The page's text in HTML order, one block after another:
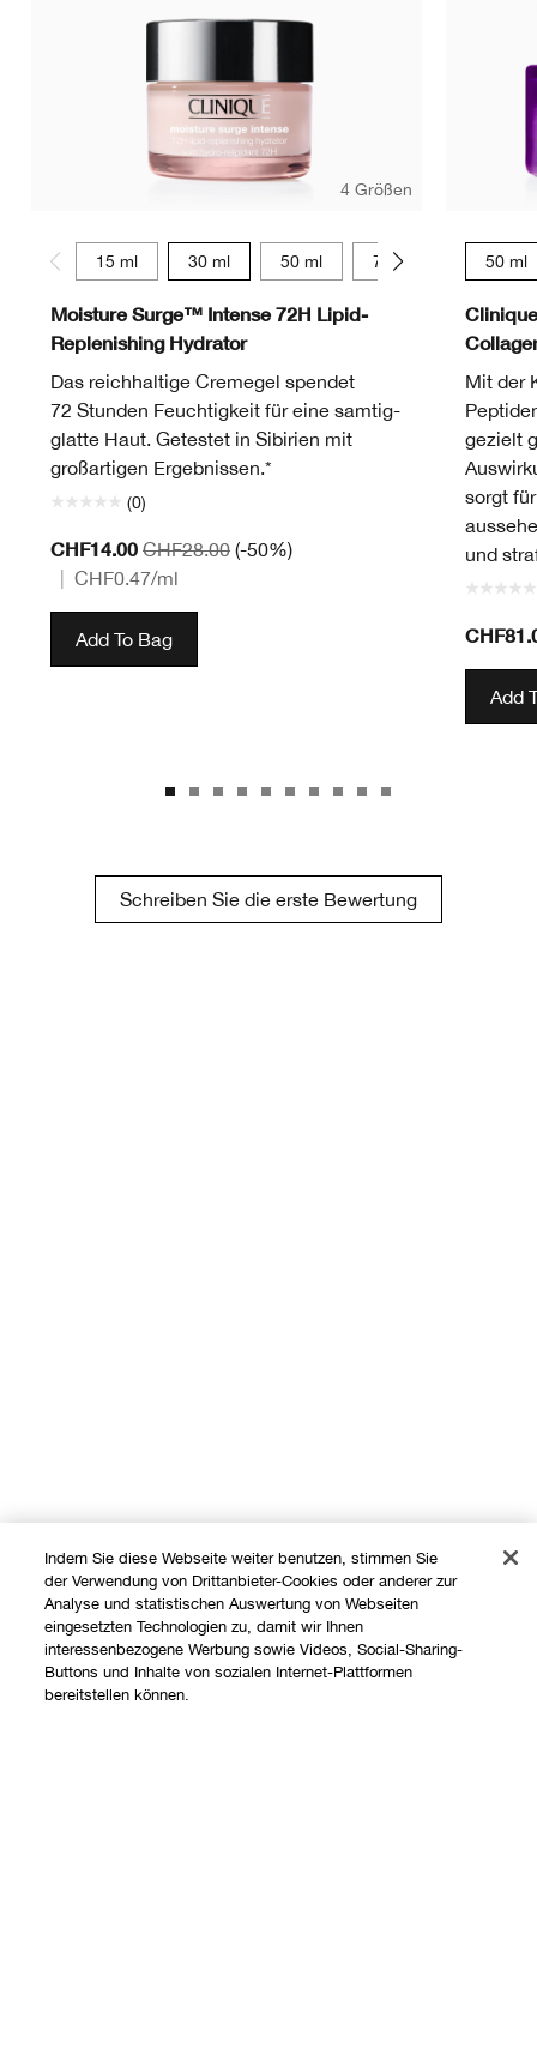
4 Größen
15 ml 30 ml 50 ml 75 ml
Moisture Surge™ Intense 72H Lipid-
Replenishing Hydrator
Das reichhaltige Cremegel spendet
72 Stunden Feuchtigkeit für eine samtig-
glatte Haut. Getestet in Sibirien mit
großartigen Ergebnissen.*
(0)
CHF14.00 CHF28.00 (-50%)
CHF0.47/ml
Add To Bag
50 ml
Mit der
gezielt
sorgt
und
Add
Schreiben Sie die erste Bewertung
Shoppen
Indem Sie diese Webseite weiter benutzen, stimmen Sie
der Verwendung von Drittanbieter-Cookies oder anderer zur
Analyse und statistischen Auswertung von Webseiten
eingesetzten Technologien zu, damit wir Ihnen
interessenbezogene Werbung sowie Videos, Social-Sharing-
Buttons und Inhalte von sozialen Internet-Plattformen
bereitstellen können.